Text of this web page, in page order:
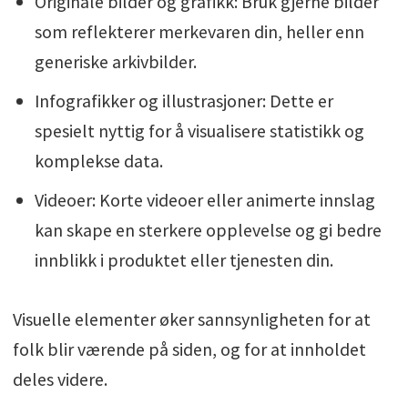
som reflekterer merkevaren din, heller enn
generiske arkivbilder.
Infografikker og illustrasjoner: Dette er
spesielt nyttig for å visualisere statistikk og
komplekse data.
Videoer: Korte videoer eller animerte innslag
kan skape en sterkere opplevelse og gi bedre
innblikk i produktet eller tjenesten din.
Visuelle elementer øker sannsynligheten for at
folk blir værende på siden, og for at innholdet
deles videre.